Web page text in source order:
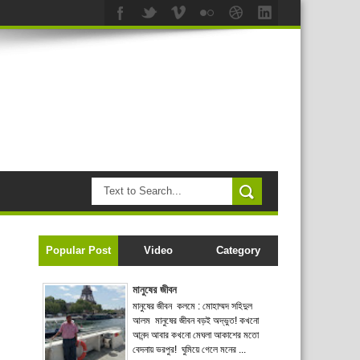
Popular Post Video Category
মানুষের জীবন
মানুষের জীবন কলমে : মোহাম্মদ সহিদুল
আলম মানুষের জীবন বড়ই অদ্ভুত! কখনো
আনন্দ আবার কখনো মেঘলা আকাশের মতো
বেদনায় ভরপুর! ঘুমিয়ে গেলে মনের ...